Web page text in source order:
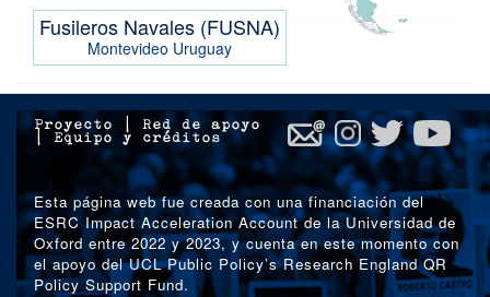
Fusileros Navales (FUSNA)
Montevideo Uruguay
Proyecto
Red de apoyo
| Equipo y créditos
Esta página web fue creada con una financiación del
ESRC Impact Acceleration Account de la Universidad de
Oxford entre 2022 y 2023, y cuenta en este momento con
el apoyo del UCL Public Policy’s Research England QR
Policy Support Fund.